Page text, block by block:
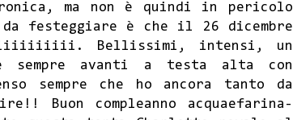
ma non è quindi in pericolo
festeggiare è che il 26 dicembre
Bellissimi, intensi, un
sempre avanti a testa alta con
sempre che ho ancora tanto da
Buon compleanno acquaefarina-